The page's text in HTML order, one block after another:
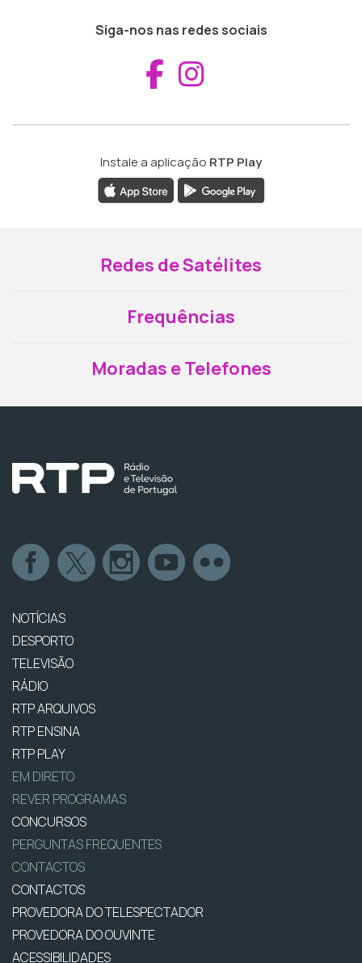
Siga-nos nas redes sociais
Aceder ao
Instale a aplicação RTP Play
Redes de Satélites
Frequências
Moradas e Telefones
NOTÍCIAS
DESPORTO
TELEVISÃO
RÁDIO
RTP ARQUIVOS
RTP ENSINA
RTP PLAY
EM DIRETO
REVER PROGRAMAS
CONCURSOS
PERGUNTAS FREQUENTES
CONTACTOS
CONTACTOS
PROVEDORA DO TELESPECTADOR
PROVEDORA DO OUVINTE
ACESSIBILIDADES